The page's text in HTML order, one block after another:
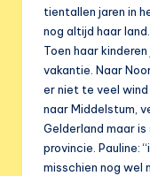
tientallen jaren in
nog altijd haar
Toen haar
vakantie. Naar
er niet te veel
naar Middelstum,
Gelderland maar
provincie. Pauline:
misschien nog wel